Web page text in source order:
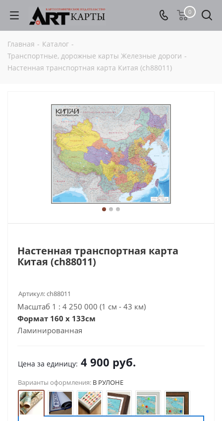
0
Главная - Каталог -
Транспортные, дорожные карты Железные дороги -
Настенная транспортная карта Китая (сh88011)
Настенная транспортная карта
Китая (сh88011)
Артикул:ch88011
Масштаб 1 : 4 250 000 (1 см - 43 км)
Формат 160 x 133см
Ламинированная
Цена за единицу: 4 900 руб.
Варианты оформления: В РУЛОНЕ